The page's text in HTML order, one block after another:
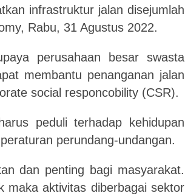
infrastruktur jalan disejumlah
Rabu, 31 Agustus 2022.
perusahaan besar swasta
membantu penanganan jalan
social responcobility (CSR).
peduli terhadap kehidupan
perundang-undangan.
dan penting bagi masyarakat.
maka aktivitas diberbagai sektor